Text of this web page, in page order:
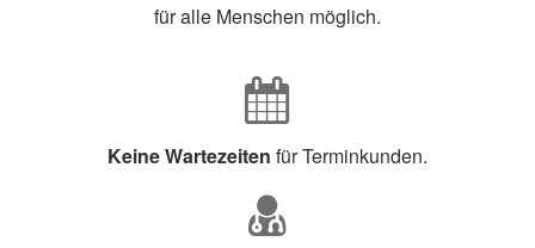
für alle Menschen möglich.
Keine Wartezeiten für Terminkunden.